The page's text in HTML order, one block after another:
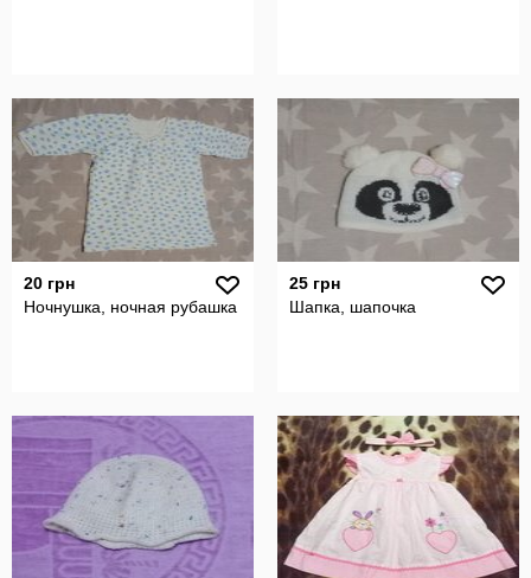
20 грн
Ночнушка, ночная рубашка
25 грн
Шапка, шапочка